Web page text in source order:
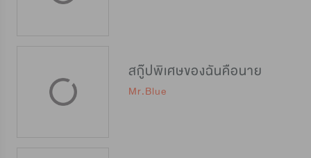
สกู๊ปพิเศษของฉันคือนาย
Mr.Blue